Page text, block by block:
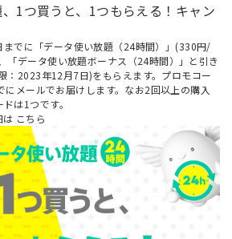
1つ買うと、1つもらえる！キャン
でに「データ使い放題（24時間）」(330円/
「データ使い放題ボーナス（24時間）」と引き
：2023年12月7日)をもらえます。プロモコー
にメールでお届けします。なお2回以上の購入
は1つです。
は こちら